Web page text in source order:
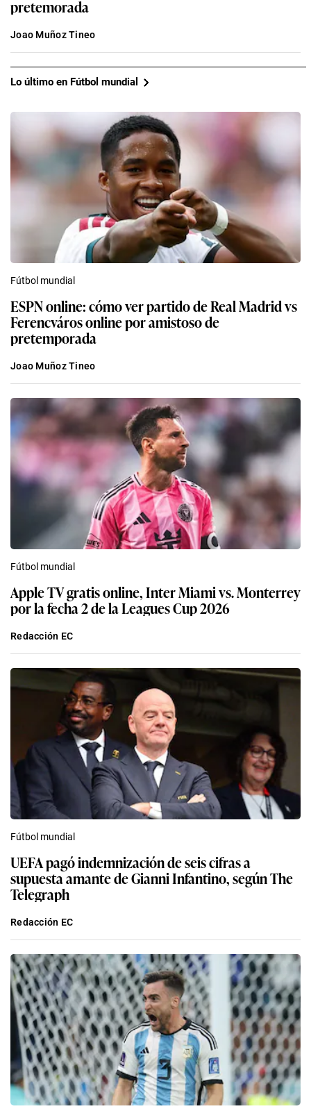
pretemorada
Joao Muñoz Tineo
Lo último en Fútbol mundial
Fútbol mundial
ESPN online: cómo ver partido de Real Madrid vs
Ferencváros online por amistoso de
pretemporada
Joao Muñoz Tineo
Fútbol mundial
Apple TV gratis online, Inter Miami vs. Monterrey
por la fecha 2 de la Leagues Cup 2026
Redacción EC
Fútbol mundial
UEFA pagó indemnización de seis cifras a
supuesta amante de Gianni Infantino, según The
Telegraph
Redacción EC